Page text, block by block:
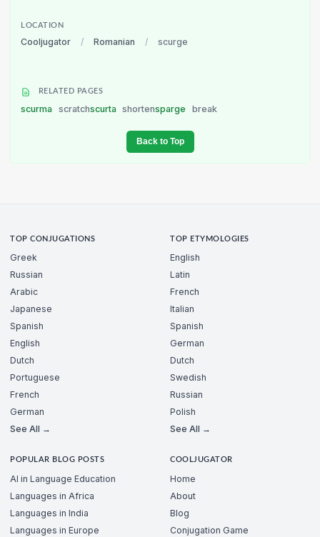
LOCATION
Cooljugator / Romanian / scurge
RELATED PAGES
scurma scratchscurta shortensparge break
Back to Top
TOP CONJUGATIONS
Greek
Russian
Arabic
Japanese
Spanish
English
Dutch
Portuguese
French
German
See All →
TOP ETYMOLOGIES
English
Latin
French
Italian
Spanish
German
Dutch
Swedish
Russian
Polish
See All →
POPULAR BLOG POSTS
AI in Language Education
Languages in Africa
Languages in India
Languages in Europe
COOLJUGATOR
Home
About
Blog
Conjugation Game